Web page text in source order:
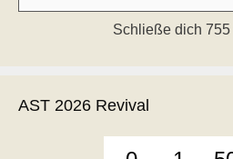
Schließe dich
AST 2026 Revival